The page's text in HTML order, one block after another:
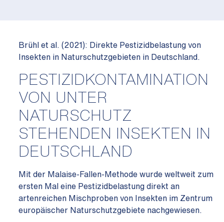
Brühl et al. (2021): Direkte Pestizidbelastung von
Insekten in Naturschutzgebieten in Deutschland.
PESTIZIDKONTAMINATION
VON UNTER
NATURSCHUTZ
STEHENDEN INSEKTEN IN
DEUTSCHLAND
Mit der Malaise-Fallen-Methode wurde weltweit zum
ersten Mal eine Pestizidbelastung direkt an
artenreichen Mischproben von Insekten im Zentrum
europäischer Naturschutzgebiete nachgewiesen.